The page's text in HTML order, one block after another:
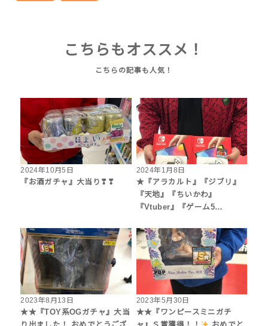
こちらもオススメ！
2024年10月5日
『お酒ガチャ』大当り❣❣
2024年1月8日
★『アラカルト』『ジブリ』
『天地』『ちいかわ』
『Vtuber』『ゲーム5…
2023年8月13日
★★『TOY系OGガチャ』大当
2023年5月30日
★★『ワンピースミニガチ